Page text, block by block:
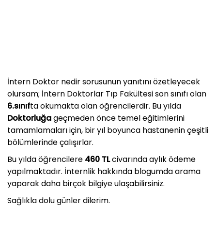
İntern Doktor nedir sorusunun yanıtını özetleyecek
olursam; İntern Doktorlar Tıp Fakültesi son sınıfı olan
6.sınıfta okumakta olan öğrencilerdir. Bu yılda
Doktorluğageçmeden önce temel eğitimlerini
tamamlamaları için, bir yıl boyunca hastanenin çeşitli
bölümlerinde çalışırlar.
Bu yılda öğrencilere 460 TLcivarında aylık ödeme
yapılmaktadır. İnternlik hakkında blogumda arama
yaparak daha birçok bilgiye ulaşabilirsiniz.
Sağlıkla dolu günler dilerim.